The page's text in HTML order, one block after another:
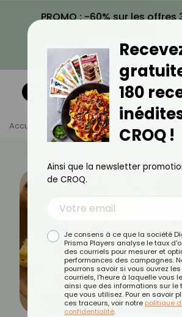
PROMO : -60% sur les offres
VOIR LA PROMO
Accueil Actus Recettes Recette
180
CROQ !
Ainsi que la newsletter
de CROQ.
Je consens à ce que la société
Prisma Players analyse le taux
des courriels pour mesurer et
performances des campagnes.
pourrons savoir si vous ouvrez les
courriels, l'heure à laquelle vous
ainsi que des informations sur le
que vous utilisez. Pour en savoir
ces traceurs, voir notre politique
confidentialité.